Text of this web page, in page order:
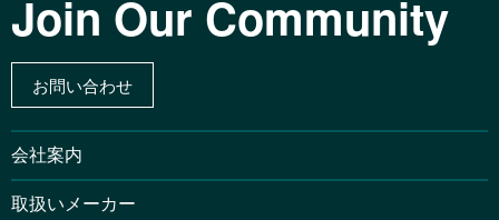
Join Our Community
お問い合わせ
会社案内
取扱いメーカー